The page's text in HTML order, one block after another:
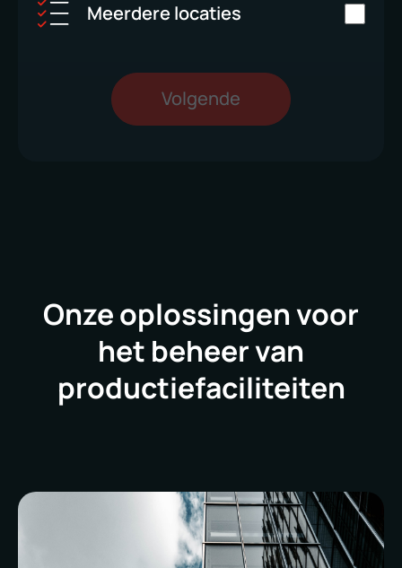
Meerdere locaties
Volgende
Onze oplossingen voor
het beheer van
productiefaciliteiten